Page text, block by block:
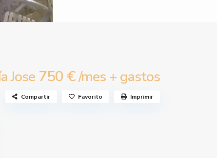
Jose 750 €/mes + gastos
Compartir Favorito Imprimir